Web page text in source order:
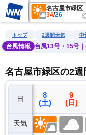
名古屋市緑区
34/26
雨雲レーダー 台風情報
トップ 2週間天気 中
台風情報
台風13号・15号
名古屋市緑区の2週
日
天気
7
(金)
8
(土)
9
(日)